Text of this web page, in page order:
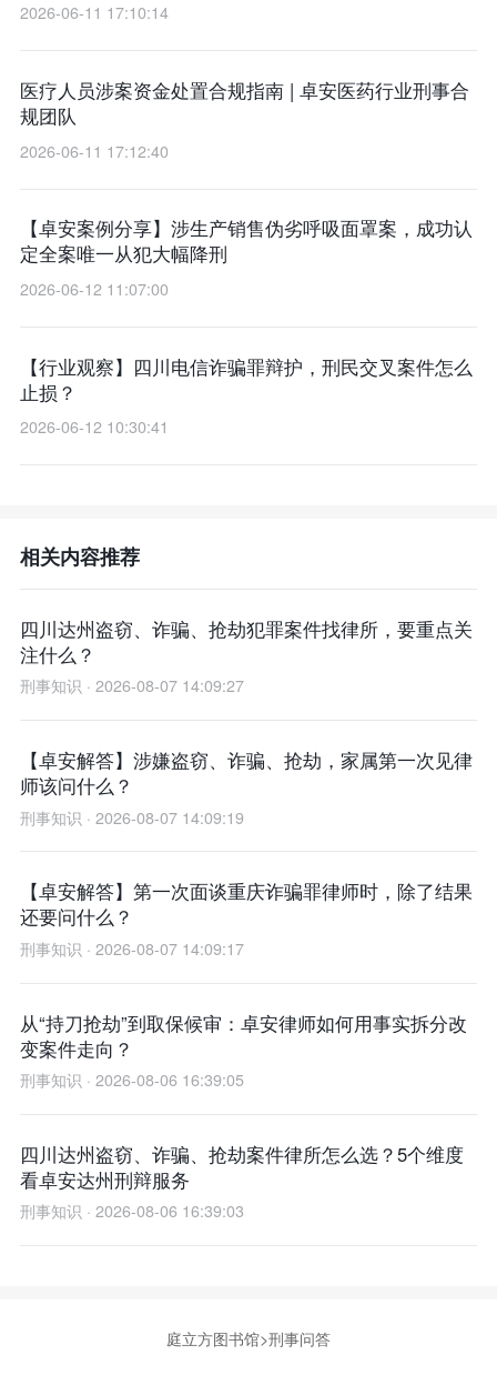
2026-06-11 17:10:14
医疗人员涉案资金处置合规指南 | 卓安医药行业刑事合
规团队
2026-06-11 17:12:40
【卓安案例分享】涉生产销售伪劣呼吸面罩案，成功认
定全案唯一从犯大幅降刑
2026-06-12 11:07:00
【行业观察】四川电信诈骗罪辩护，刑民交叉案件怎么
止损？
2026-06-12 10:30:41
相关内容推荐
四川达州盗窃、诈骗、抢劫犯罪案件找律所，要重点关
注什么？
刑事知识 · 2026-08-07 14:09:27
【卓安解答】涉嫌盗窃、诈骗、抢劫，家属第一次见律
师该问什么？
刑事知识 · 2026-08-07 14:09:19
【卓安解答】第一次面谈重庆诈骗罪律师时，除了结果
还要问什么？
刑事知识 · 2026-08-07 14:09:17
从“持刀抢劫”到取保候审：卓安律师如何用事实拆分改
变案件走向？
刑事知识 · 2026-08-06 16:39:05
四川达州盗窃、诈骗、抢劫案件律所怎么选？5个维度
看卓安达州刑辩服务
刑事知识 · 2026-08-06 16:39:03
庭立方图书馆>刑事问答